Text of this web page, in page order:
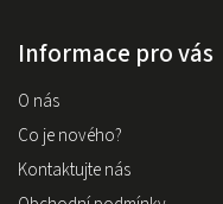
Informace pro vás
O nás
Co je nového?
Kontaktujte nás